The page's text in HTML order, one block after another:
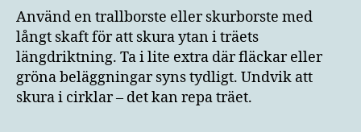
Använd en trallborste eller skurborste med
långt skaft för att skura ytan i träets
längdriktning. Ta i lite extra där fläckar eller
gröna beläggningar syns tydligt. Undvik att
skura i cirklar – det kan repa träet.